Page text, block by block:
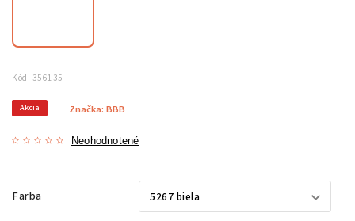
Kód: 356135
Akcia
Neohodnotené
Značka: BBB
Farba